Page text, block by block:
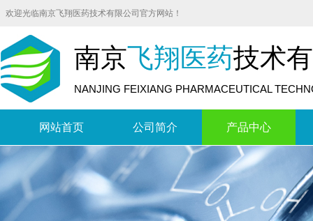
欢迎光临南京飞翔医药技术有限公司官方网站！
南京飞翔医药技术
NANJING FEIXIANG PHARMACEUTICAL
网站首页 公司简介 产品中心